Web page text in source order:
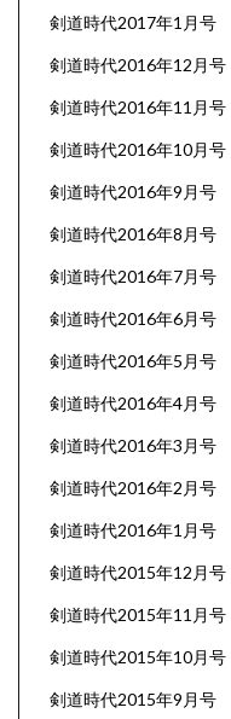
剣道時代2017年1月号
剣道時代2016年12月号
剣道時代2016年11月号
剣道時代2016年10月号
剣道時代2016年9月号
剣道時代2016年8月号
剣道時代2016年7月号
剣道時代2016年6月号
剣道時代2016年5月号
剣道時代2016年4月号
剣道時代2016年3月号
剣道時代2016年2月号
剣道時代2016年1月号
剣道時代2015年12月号
剣道時代2015年11月号
剣道時代2015年10月号
剣道時代2015年9月号